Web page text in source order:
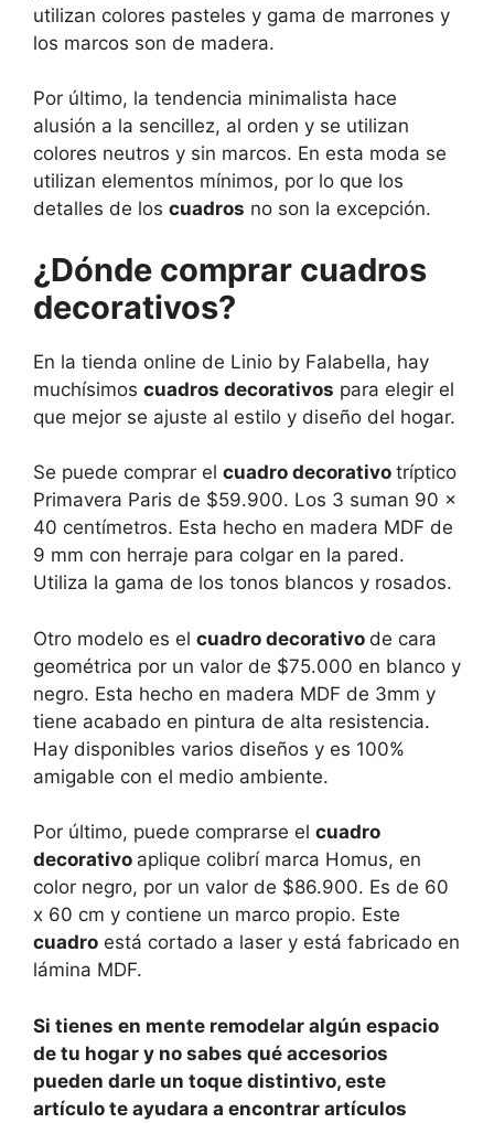
utilizan colores pasteles y gama de marrones y
los marcos son de madera.
Por último, la tendencia minimalista hace
alusión a la sencillez, al orden y se utilizan
colores neutros y sin marcos. En esta moda se
utilizan elementos mínimos, por lo que los
detalles de los cuadros no son la excepción.
¿Dónde comprar cuadros
decorativos?
En la tienda online de Linio by Falabella, hay
muchísimos cuadros decorativos para elegir el
que mejor se ajuste al estilo y diseño del hogar.
Se puede comprar el cuadro decorativo tríptico
Primavera Paris de $59.900. Los 3 suman 90 x
40 centímetros. Esta hecho en madera MDF de
9 mm con herraje para colgar en la pared.
Utiliza la gama de los tonos blancos y rosados.
Otro modelo es el cuadro decorativo de cara
geométrica por un valor de $75.000 en blanco y
negro. Esta hecho en madera MDF de 3mm y
tiene acabado en pintura de alta resistencia.
Hay disponibles varios diseños y es 100%
amigable con el medio ambiente.
Por último, puede comprarse el cuadro
decorativo aplique colibrí marca Homus, en
color negro, por un valor de $86.900. Es de 60
x 60 cm y contiene un marco propio. Este
cuadro está cortado a laser y está fabricado en
lámina MDF.
Si tienes en mente remodelar algún espacio
de tu hogar y no sabes qué accesorios
pueden darle un toque distintivo, este
artículo te ayudara a encontrar artículos